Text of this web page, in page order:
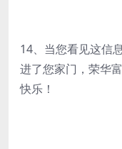
14、当您看见这信
进了您家门，荣华
快乐！